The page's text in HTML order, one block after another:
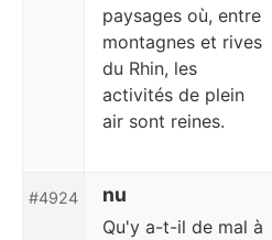
paysages où, entre
montagnes et rives
du Rhin, les
activités de plein
air sont reines.
#4924 nu
Qu'y a-t-il de mal à